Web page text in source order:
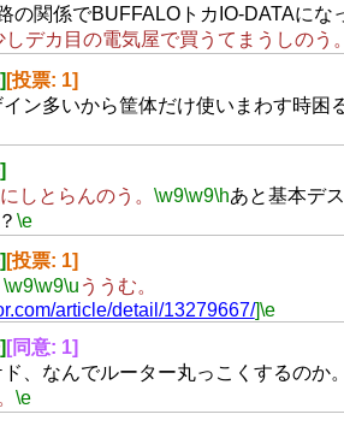
の関係でBUFFALOトカIO-DATAにな
デカ目の電気屋で買うてまうしのう。
[投票: 1]
ン多いから筐体だけ使いまわす時困
しとらんのう。 \w9\w9\hあと基本デ
\e
[投票: 1]
\w9\w9\u ううむ。
article/detail/13279667/]\e
[同意: 1]
、なんでルーター丸っこくするのか。
\e